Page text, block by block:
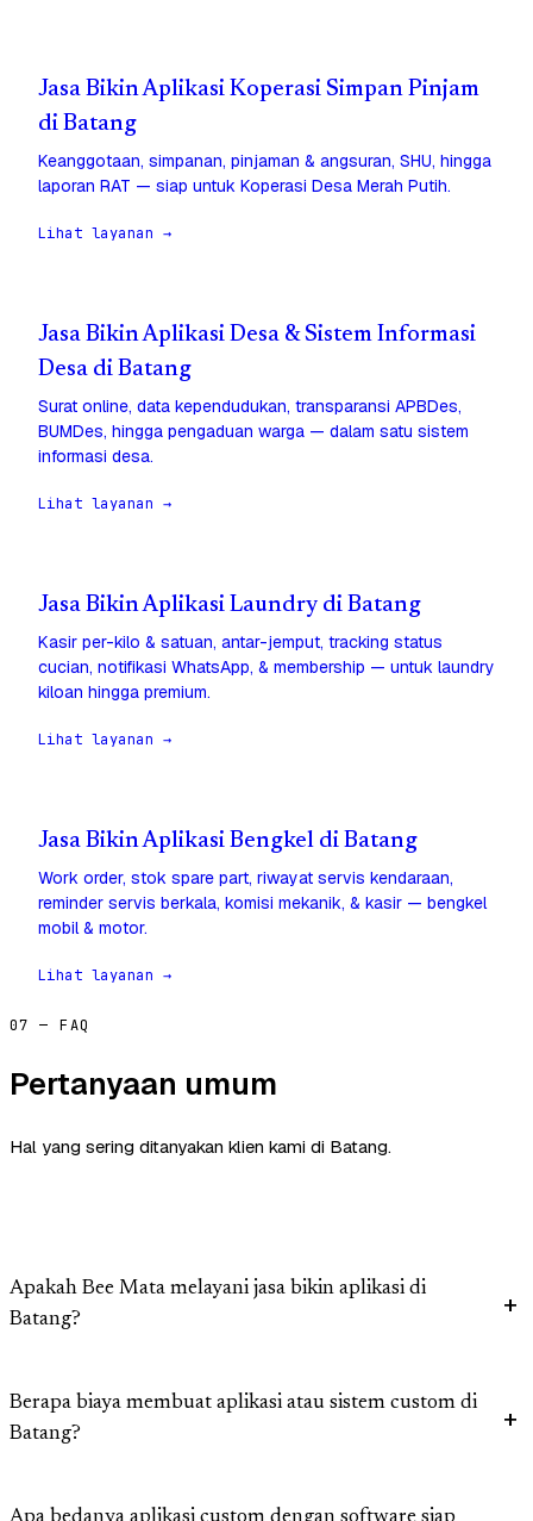
Jasa Bikin Aplikasi Koperasi Simpan Pinjam
di Batang
Keanggotaan, simpanan, pinjaman & angsuran, SHU, hingga
laporan RAT — siap untuk Koperasi Desa Merah Putih.
Lihat layanan →
Jasa Bikin Aplikasi Desa & Sistem Informasi
Desa di Batang
Surat online, data kependudukan, transparansi APBDes,
BUMDes, hingga pengaduan warga — dalam satu sistem
informasi desa.
Lihat layanan →
Jasa Bikin Aplikasi Laundry di Batang
Kasir per-kilo & satuan, antar-jemput, tracking status
cucian, notifikasi WhatsApp, & membership — untuk laundry
kiloan hingga premium.
Lihat layanan →
Jasa Bikin Aplikasi Bengkel di Batang
Work order, stok spare part, riwayat servis kendaraan,
reminder servis berkala, komisi mekanik, & kasir — bengkel
mobil & motor.
Lihat layanan →
07 — FAQ
Pertanyaan umum
Hal yang sering ditanyakan klien kami di Batang.
Apakah Bee Mata melayani jasa bikin aplikasi di
Batang?
Berapa biaya membuat aplikasi atau sistem custom di
Batang?